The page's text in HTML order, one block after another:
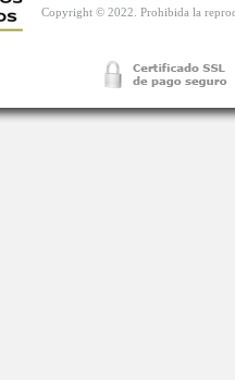
Copyright © 2022. Prohibida la